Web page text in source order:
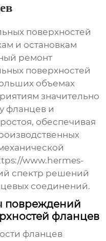
поверхностей
и остановкам
ремонт
поверхностей
объемах
значительно
фланцев и
обеспечивая
www.hermes-
спектр решений
соединений.
повреждений
фланцев
фланцев